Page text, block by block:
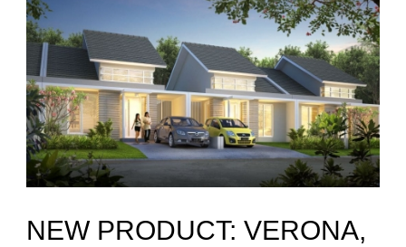
NEW PRODUCT: VERONA,
PRODUCT:
VERONA,
Romeo
di
Kota
Kendari